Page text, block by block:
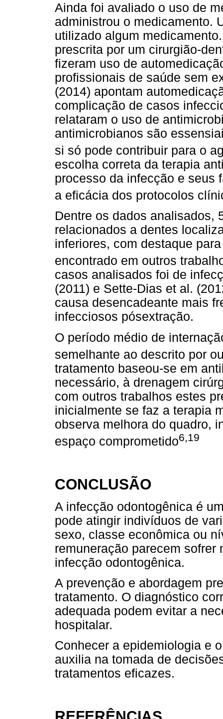
Ainda foi avaliado o uso de
administrou o medicamento.
utilizado algum
prescrita por um cirurgião-
fizeram uso de
profissionais de saúde sem
(2014) apontam
complicação de casos
relataram o uso de
antimicrobianos são
si só pode contribuir para o
escolha correta da terapia
processo da infecção e seus
a eficácia dos protocolos
Dentre os dados analisados,
relacionados a dentes
inferiores, com destaque
encontrado em outros
casos analisados foi de
(2011) e Sette-Dias et al.
causa desencadeante mais
infecciosos pósextração.
O período médio de
semelhante ao descrito por
tratamento baseou-se em
necessário, à drenagem
com outros trabalhos estes
inicialmente se faz a terapia
observa melhora do quadro,
espaço comprometido6,19
CONCLUSÃO
A infecção odontogênica é
pode atingir indivíduos de
sexo, classe econômica ou
remuneração parecem
infecção odontogênica.
A prevenção e abordagem
tratamento. O diagnóstico
adequada podem evitar a
hospitalar.
Conhecer a epidemiologia e
auxilia na tomada de
tratamentos eficazes.